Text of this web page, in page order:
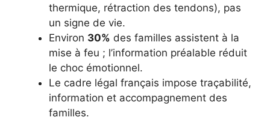
thermique, rétraction des tendons), pas
un signe de vie.
Environ 30% des familles assistent à la
mise à feu ; l’information préalable réduit
le choc émotionnel.
Le cadre légal français impose traçabilité,
information et accompagnement des
familles.